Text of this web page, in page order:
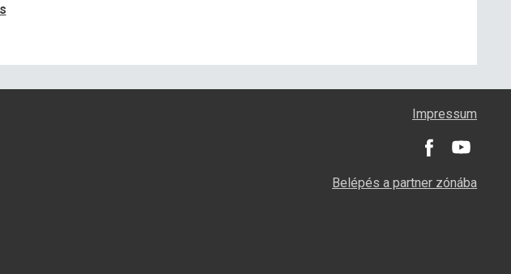
Impressum
Belépés a partner zónába